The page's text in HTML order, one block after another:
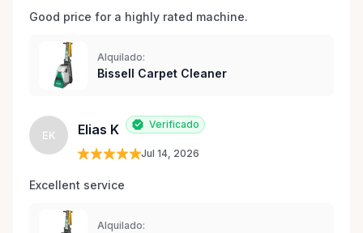
Good price for a highly rated machine.
Alquilado:
Bissell Carpet Cleaner
EK Elias K Verificado
Jul 14, 2026
Excellent service
Alquilado: